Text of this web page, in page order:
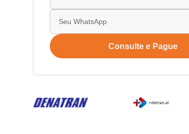
Consulte e Pague